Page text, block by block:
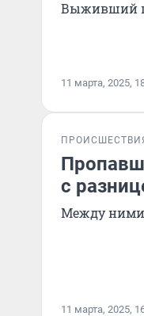
Выживший
11 марта, 2025,
с
Между ними
11 марта, 2025,